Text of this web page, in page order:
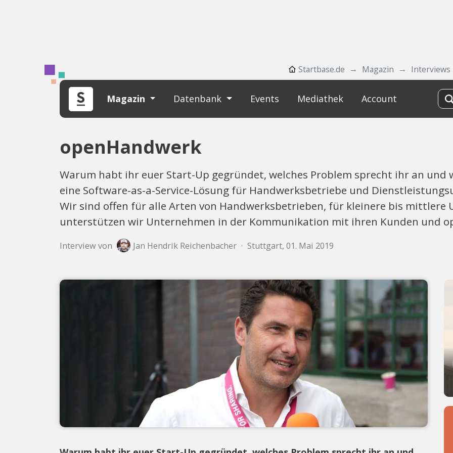
Startbase.de Magazin Interviews
Magazin Datenbank Events Mediathek Account
openHandwerk
Warum habt ihr euer Start-Up gegründet, welches Problem sprecht ihr an und
eine Software-as-a-Service-Lösung für Handwerksbetriebe und
Wir sind offen für alle Arten von Handwerksbetrieben, für kleinere bis mittlere
unterstützen wir Unternehmen in der Kommunikation mit ihren Kunden und
Interview von Jan Hendrik Reichenbacher · Stuttgart, 01. Mai 2019